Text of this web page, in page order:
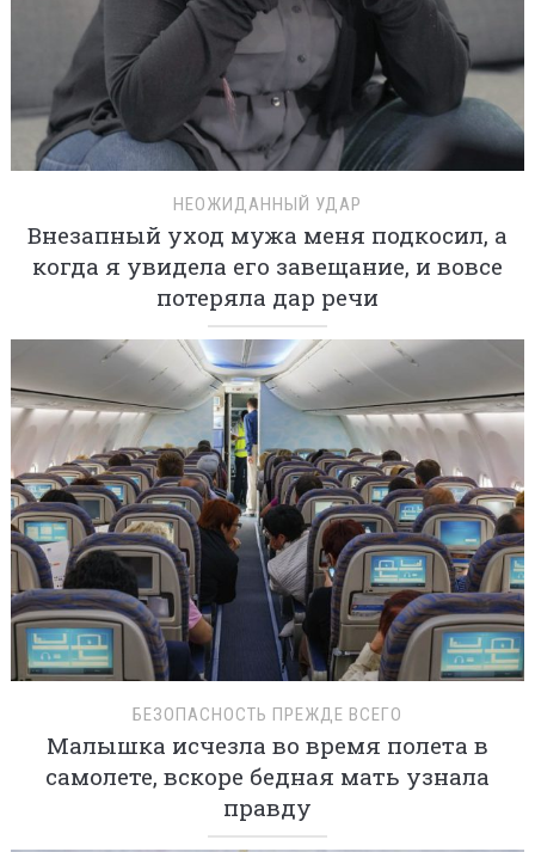
НЕОЖИДАННЫЙ УДАР
Внезапный уход мужа меня подкосил, а
когда я увидела его завещание, и вовсе
потеряла дар речи
БЕЗОПАСНОСТЬ ПРЕЖДЕ ВСЕГО
Малышка исчезла во время полета в
самолете, вскоре бедная мать узнала
правду